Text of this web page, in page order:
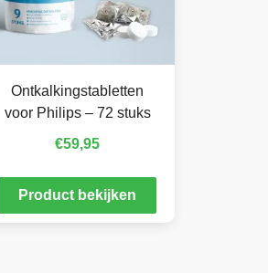
Ontkalkingstabletten
voor Philips – 72 stuks
€59,95
Product bekijken